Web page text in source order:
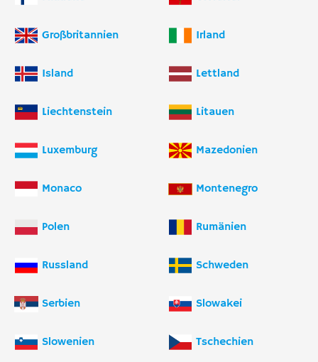
Großbritannien Irland
Island Lettland
Liechtenstein Litauen
Luxemburg Mazedonien
Monaco Montenegro
Polen Rumänien
Russland Schweden
Serbien Slowakei
Slowenien Tschechien